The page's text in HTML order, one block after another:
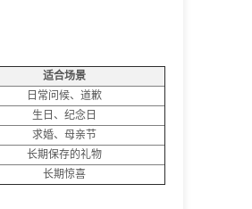
适合场景
日常问候、道歉
生日、纪念日
求婚、母亲节
长期保存的礼物
长期惊喜